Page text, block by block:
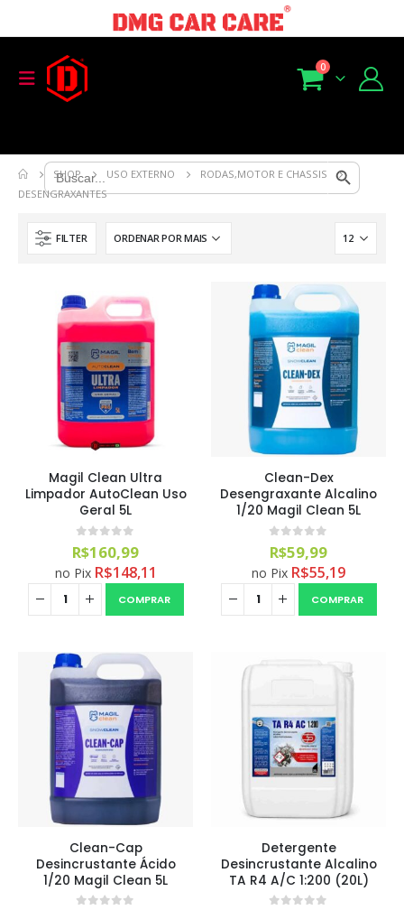
Search
for:
Search Button
0
SHOP USO EXTERNO
RODAS,MOTOR E CHASSIS
DESENGRAXANTES
FILTER
Magil Clean Ultra
Limpador AutoClean Uso
Geral 5L
R$160,99
no Pix R$148,11
COMPRAR
Clean-Dex
Desengraxante Alcalino
1/20 Magil Clean 5L
R$59,99
no Pix R$55,19
COMPRAR
Clean-Cap
Desincrustante Ácido
1/20 Magil Clean 5L
Detergente
Desincrustante Alcalino
TA R4 A/C 1:200 (20L)